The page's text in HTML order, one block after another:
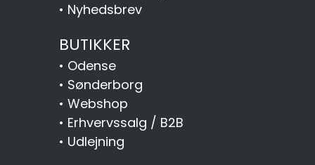
• Nyhedsbrev
BUTIKKER
• Odense
• Sønderborg
• Webshop
• Erhvervssalg / B2B
• Udlejning